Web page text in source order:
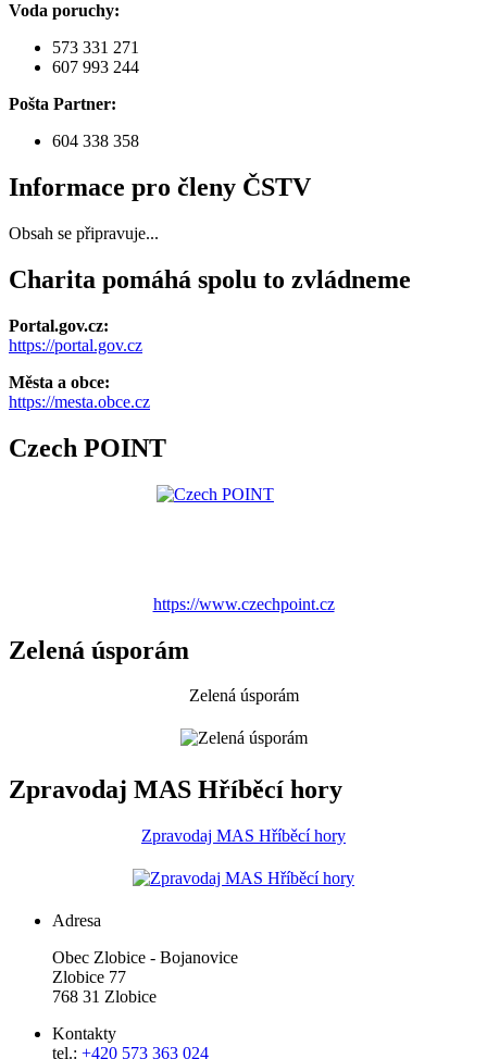
Voda poruchy:
573 331 271
607 993 244
Pošta Partner:
604 338 358
Informace pro členy ČSTV
Obsah se připravuje...
Charita pomáhá spolu to zvládneme
Portal.gov.cz:
https://portal.gov.cz
Města a obce:
https://mesta.obce.cz
Czech POINT
https://www.czechpoint.cz
Zelená úsporám
Zelená úsporám
Zpravodaj MAS Hříběcí hory
Zpravodaj MAS Hříběcí hory
Adresa
Obec Zlobice - Bojanovice
Zlobice 77
768 31 Zlobice
Kontakty
tel.: +420 573 363 024